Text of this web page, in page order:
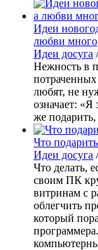
Идеи
любви много
Идеи досуга
Нежность в
любят, не
означает: «Я
же
Что
Идеи досуга
Что делать,
своим ПК
витринам с
облегчить
который